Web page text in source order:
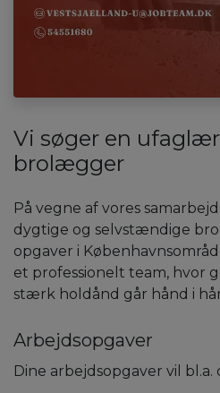
Vi søger en
brolægger
På vegne af vores
dygtige og selvstændige
opgaver i
et professionelt team, hvor
stærk holdånd går hånd i
Arbejdsopgaver
Dine arbejdsopgaver vil bl.a.